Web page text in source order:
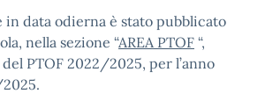
in data odierna è stato pubblicato
nella sezione “AREA PTOF “,
PTOF 2022/2025, per l’anno